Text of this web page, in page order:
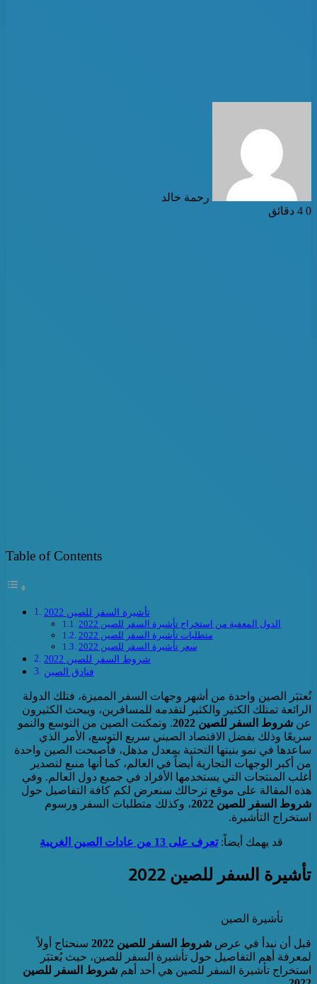
رحمة خالد
0
Table of Contents
تأشيرة السفر للصين 2022
الدول المعفية من استخراج تأشيرة السفر للصين 2022
متطلبات تأشيرة السفر للصين 2022
سعر تأشيرة السفر للصين 2022
شروط السفر للصين 2022
فنادق الصين
تُعتبَر الصين واحدة من أشهر وجهات السفر المميزة، فتلك الدولة
الرائعة تمتلك الكثير والكثير لتقدمه للمسافرين، ويبحث الكثيرون
عن شروط السفر للصين 2022
. وتمكنت الصين من التوسع والنمو
سريعًا وذلك بفضل الاقتصاد الصيني سريع التوسع، الأمر الذي
ساعدها في نمو بنيتها التحتية بمعدل مذهل، فأصبحت الصين واحدة
من أكبر الوجهات التجارية أيضاً في العالم، كما أنها منبع لتصدير
أغلب المنتجات التي يستخدمها الأفراد في جميع دول العالم. وفي
هذه المقالة على موقع ترحالك سنعرض لكم كافة التفاصيل حول
شروط السفر للصين 2022
، وكذلك متطلبات السفر ورسوم
استخراج التأشيرة.
قد يهمك أيضاً:تعرف على 13 من عادات الصين الغريبة
تأشيرة السفر للصين 2022
تأشيرة الصين
قبل أن نبدأ في عرض شروط السفر للصين 2022
سنحتاج أولاً
لمعرفة أهم التفاصيل حول تأشيرة السفر للصين، حيث يُعتبَر
استخراج تأشيرة السفر للصين هي أحد أهم شروط السفر للصين